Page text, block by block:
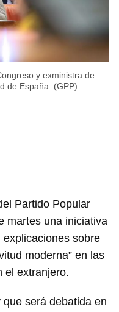
y exministra de
de España. (GPP)
Partido Popular
martes una iniciativa
sobre
moderna” en las
el extranjero.
será debatida en